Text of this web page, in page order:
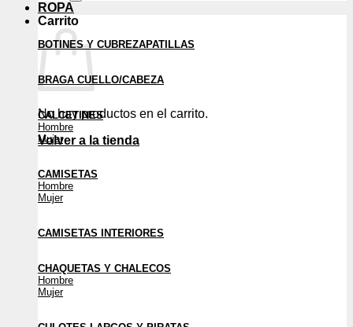
Carrito
No hay productos en el carrito.
Volver a la tienda
ROPA
BOTINES Y CUBREZAPATILLAS
BRAGA CUELLO/CABEZA
CALCETINES
Hombre
Mujer
CAMISETAS
Hombre
Mujer
CAMISETAS INTERIORES
CHAQUETAS Y CHALECOS
Hombre
Mujer